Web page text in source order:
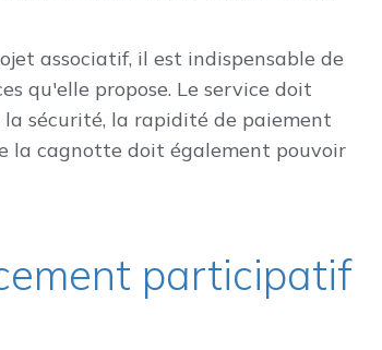
associatif, il est indispensable de
qu'elle propose. Le service doit
sécurité, la rapidité de paiement
la cagnotte doit également pouvoir
participatif